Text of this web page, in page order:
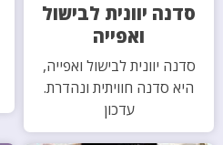
סדנה יוונית לבישול
ואפייה
סדנה יוונית לבישול ואפייה,
היא סדנה חוויתית ונהדרת.
עדכון